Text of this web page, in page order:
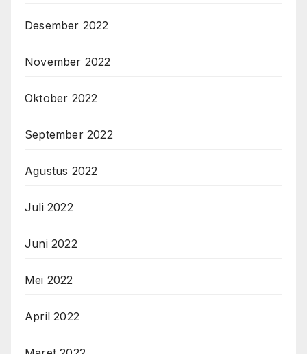
Desember 2022
November 2022
Oktober 2022
September 2022
Agustus 2022
Juli 2022
Juni 2022
Mei 2022
April 2022